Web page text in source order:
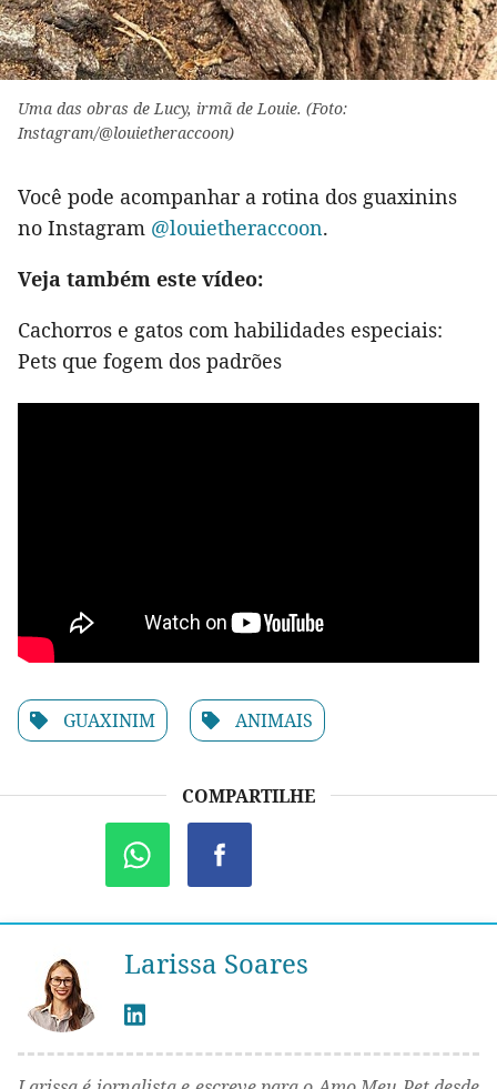
Uma das obras de Lucy, irmã de Louie. (Foto:
Instagram/@louietheraccoon)
Você pode acompanhar a rotina dos guaxinins
no Instagram @louietheraccoon.
Veja também este vídeo:
Cachorros e gatos com habilidades especiais:
Pets que fogem dos padrões
GUAXINIM ANIMAIS
COMPARTILHE
Larissa Soares